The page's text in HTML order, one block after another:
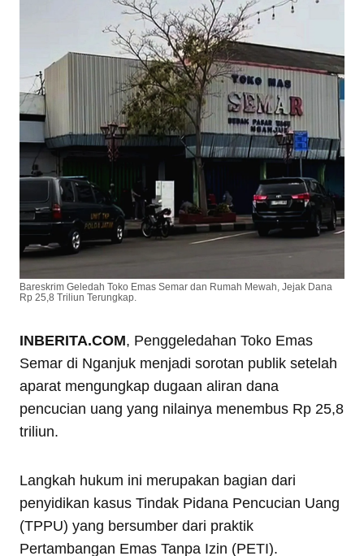
Bareskrim Geledah Toko Emas Semar dan Rumah Mewah, Jejak Dana
Rp 25,8 Triliun Terungkap.
INBERITA.COM, Penggeledahan Toko Emas
Semar di Nganjuk menjadi sorotan publik setelah
aparat mengungkap dugaan aliran dana
pencucian uang yang nilainya menembus Rp 25,8
triliun.
Langkah hukum ini merupakan bagian dari
penyidikan kasus Tindak Pidana Pencucian Uang
(TPPU) yang bersumber dari praktik
Pertambangan Emas Tanpa Izin (PETI).